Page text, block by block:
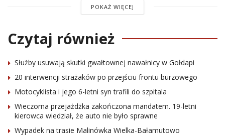
POKAŻ WIĘCEJ
Czytaj również
Służby usuwają skutki gwałtownej nawałnicy w Gołdapi
20 interwencji strażaków po przejściu frontu burzowego
Motocyklista i jego 6-letni syn trafili do szpitala
Wieczorna przejażdżka zakończona mandatem. 19-letni
kierowca wiedział, że auto nie było sprawne
Wypadek na trasie Malinówka Wielka-Bałamutowo